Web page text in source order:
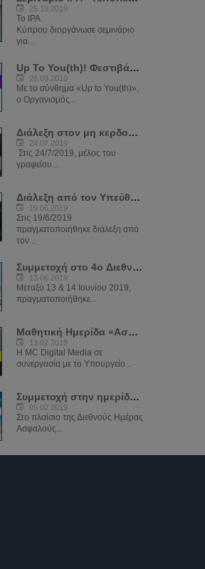
25.10.2019
Το IPA
Κύπρου διοργάνωσε σεμινάριο
για...
Up To You(th)! Φεστιβάλ Νέων 2019
28.09.2019
Με το σύνθημα «Up to You(th)»,
ο Οργανισμός...
Διάλεξη στον μη κερδοσκοπικό οργανισμό CARIDAS
24.07.2019
Στις 24/7/2019, μέλος του
γραφείου...
Διάλεξη από τον Υπεύθυνο του ΓΚΗΕ & ΔΕΗΔ στα κεντρικά γραφεία ΔΗΣΥ
19.06.2019
Στις 19/6/2019
πραγματοποιήθηκε διάλεξη από
τον...
Συμμετοχή στο 4ο Διεθνές Συνέδριο της Αστυνομίας
13.06.2019
Μεταξύ 13 & 14 Ιουνίου 2019,
πραγματοποιήθηκε...
Μαθητική Ημερίδα «Ασφαλές διαδίκτυο για όλους»
13.02.2019
Η MC Digital Media σε
συνεργασία με το Υπουργείο...
Συμμετοχή στην ημερίδα με θέμα «Μαζί για ένα καλύτερο διαδίκτυο»
05.02.2019
Στο πλαίσιο της Διεθνούς Ημέρας
Ασφαλούς...